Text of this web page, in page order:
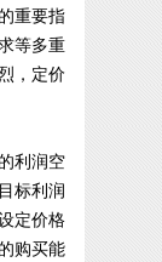
重要指
等多重
，定价
利润空
标利润
定价格
购买能